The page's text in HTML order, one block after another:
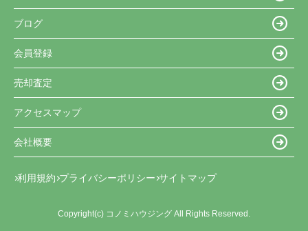
ブログ
会員登録
売却査定
アクセスマップ
会社概要
利用規約 プライバシーポリシー サイトマップ
Copyright(c) コノミハウジング All Rights Reserved.